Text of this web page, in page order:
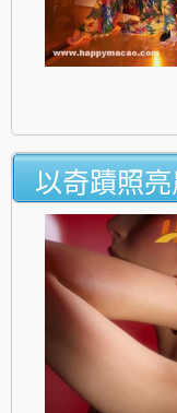
以奇蹟照